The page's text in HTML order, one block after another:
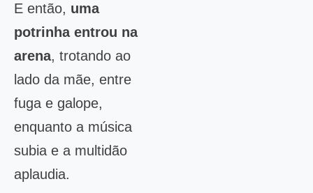
E então, uma
potrinha entrou na
arena, trotando ao
lado da mãe, entre
fuga e galope,
enquanto a música
subia e a multidão
aplaudia.